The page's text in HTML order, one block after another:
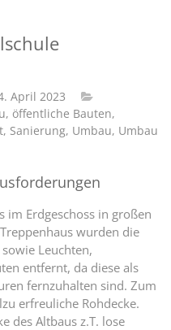
April 2023
, öffentliche Bauten,
, Sanierung, Umbau, Umbau
im Erdgeschoss in großen
wurden die
Leuchten,
entfernt, da diese als
fernzuhalten sind. Zum
erfreuliche Rohdecke.
des Altbaus z.T. lose